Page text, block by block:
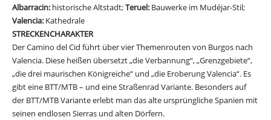
Albarracin: historische Altstadt;Teruel: Bauwerke im Mudéjar-Stil;
Valencia: Kathedrale
STRECKENCHARAKTER
Der Camino del Cid führt über vier Themenrouten von Burgos nach
Valencia. Diese heißen übersetzt „die Verbannung“, „Grenzgebiete“,
„die drei maurischen Königreiche“ und „die Eroberung Valencia“. Es
gibt eine BTT/MTB – und eine Straßenrad Variante. Besonders auf
der BTT/MTB Variante erlebt man das alte ursprüngliche Spanien mit
seinen endlosen Sierras und alten Dörfern.